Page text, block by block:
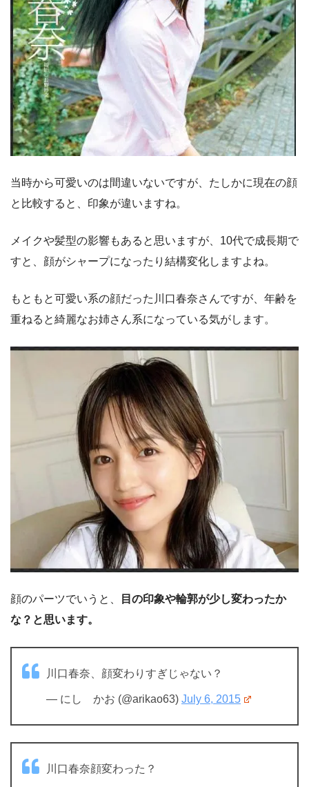
当時から可愛いのは間違いないですが、たしかに現在の顔
と比較すると、印象が違いますね。
メイクや髪型の影響もあると思いますが、10代で成長期で
すと、顔がシャープになったり結構変化しますよね。
もともと可愛い系の顔だった川口春奈さんですが、年齢を
重ねると綺麗なお姉さん系になっている気がします。
顔のパーツでいうと、
目の印象や輪郭が少し変わったか
な？と思います。
川口春奈、顔変わりすぎじゃない？
— にし かお (@arikao63) July 6, 2015
川口春奈顔変わった？